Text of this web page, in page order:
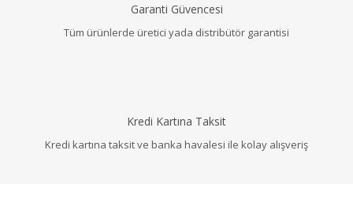
Garanti Güvencesi
Tüm ürünlerde üretici yada distribütör garantisi
Kredi Kartına Taksit
Kredi kartına taksit ve banka havalesi ile kolay alışveriş